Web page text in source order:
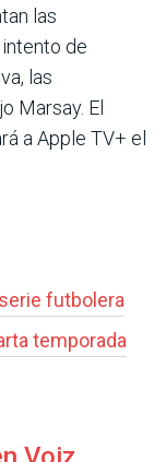
las
de
las
Marsay. El
a Apple TV+ el
serie futbolera
temporada